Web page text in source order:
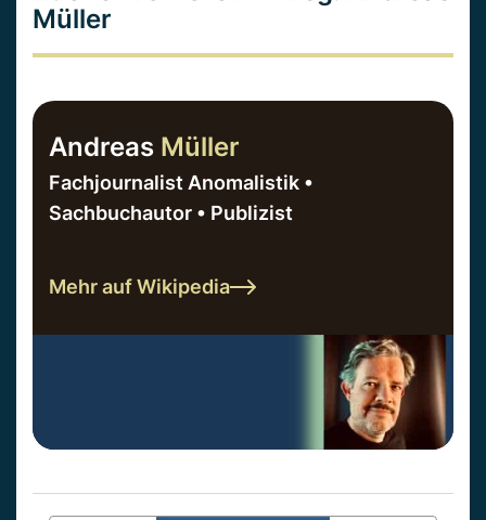
Müller
Andreas Müller
Fachjournalist Anomalistik •
Sachbuchautor • Publizist
Mehr auf Wikipedia